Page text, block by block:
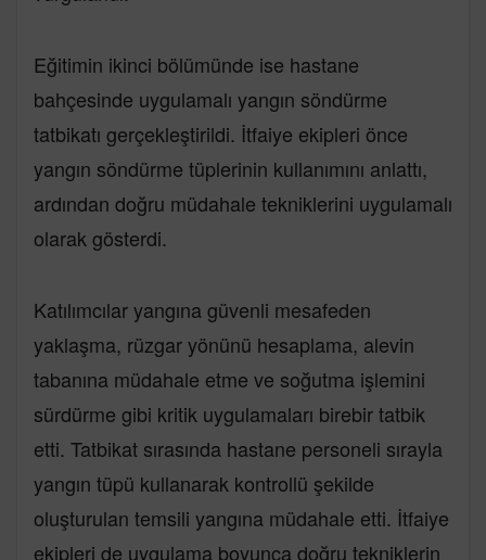
Eğitimin ikinci bölümünde ise hastane
bahçesinde uygulamalı yangın söndürme
tatbikatı gerçekleştirildi. İtfaiye ekipleri önce
yangın söndürme tüplerinin kullanımını anlattı,
ardından doğru müdahale tekniklerini uygulamalı
olarak gösterdi.
Katılımcılar yangına güvenli mesafeden
yaklaşma, rüzgar yönünü hesaplama, alevin
tabanına müdahale etme ve soğutma işlemini
sürdürme gibi kritik uygulamaları birebir tatbik
etti. Tatbikat sırasında hastane personeli sırayla
yangın tüpü kullanarak kontrollü şekilde
oluşturulan temsili yangına müdahale etti. İtfaiye
ekipleri de uygulama boyunca doğru tekniklerin